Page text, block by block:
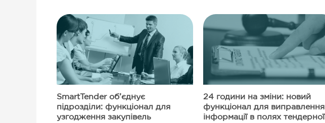
SmartTender об’єднує
підрозділи: функціонал для
узгодження закупівель
24 години на зміни: новий
функціонал для виправлення
інформації в полях тендерної